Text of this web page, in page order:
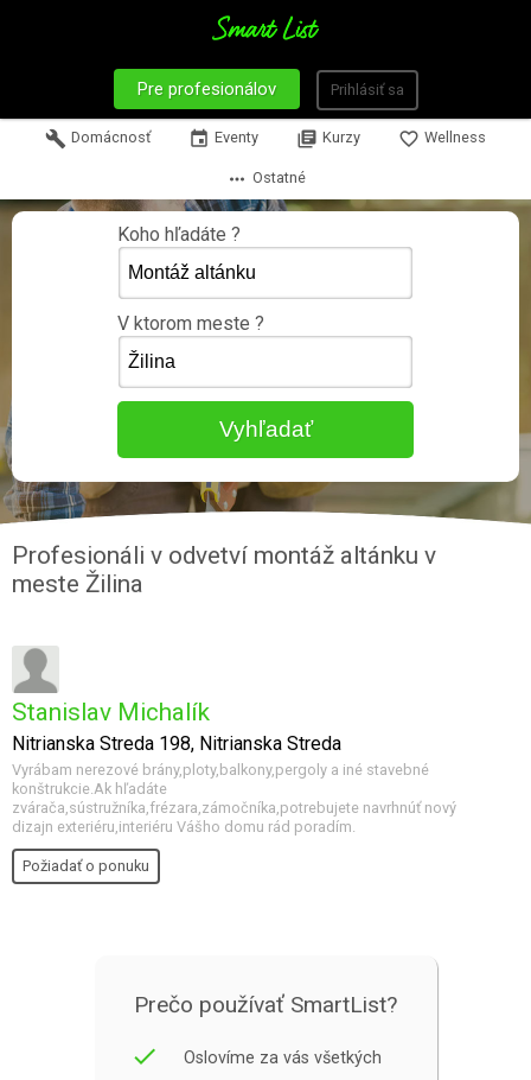
Pre profesionálov Prihlásiť sa
build Domácnosť event Eventy library_books Kurzy favorite_border Wellness
more_horiz Ostatné
Koho hľadáte ?
V ktorom meste ?
Profesionáli v odvetví montáž altánku v
meste Žilina
Stanislav Michalík
Nitrianska Streda 198, Nitrianska Streda
Vyrábam nerezové brány,ploty,balkony,pergoly a iné stavebné
konštrukcie.Ak hľadáte
zvárača,sústružníka,frézara,zámočníka,potrebujete navrhnúť nový
dizajn exteriéru,interiéru Vášho domu rád poradím.
Požiadať o ponuku
Prečo používať SmartList?
done
Oslovíme za vás všetkých